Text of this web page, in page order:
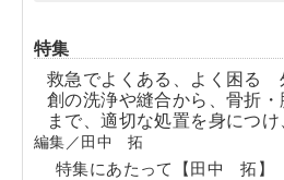
特集
救急でよくある、よく困る
創の洗浄や縫合から、骨折
まで、適切な処置を身につけ
編集／田中 拓
特集にあたって【田中 拓】